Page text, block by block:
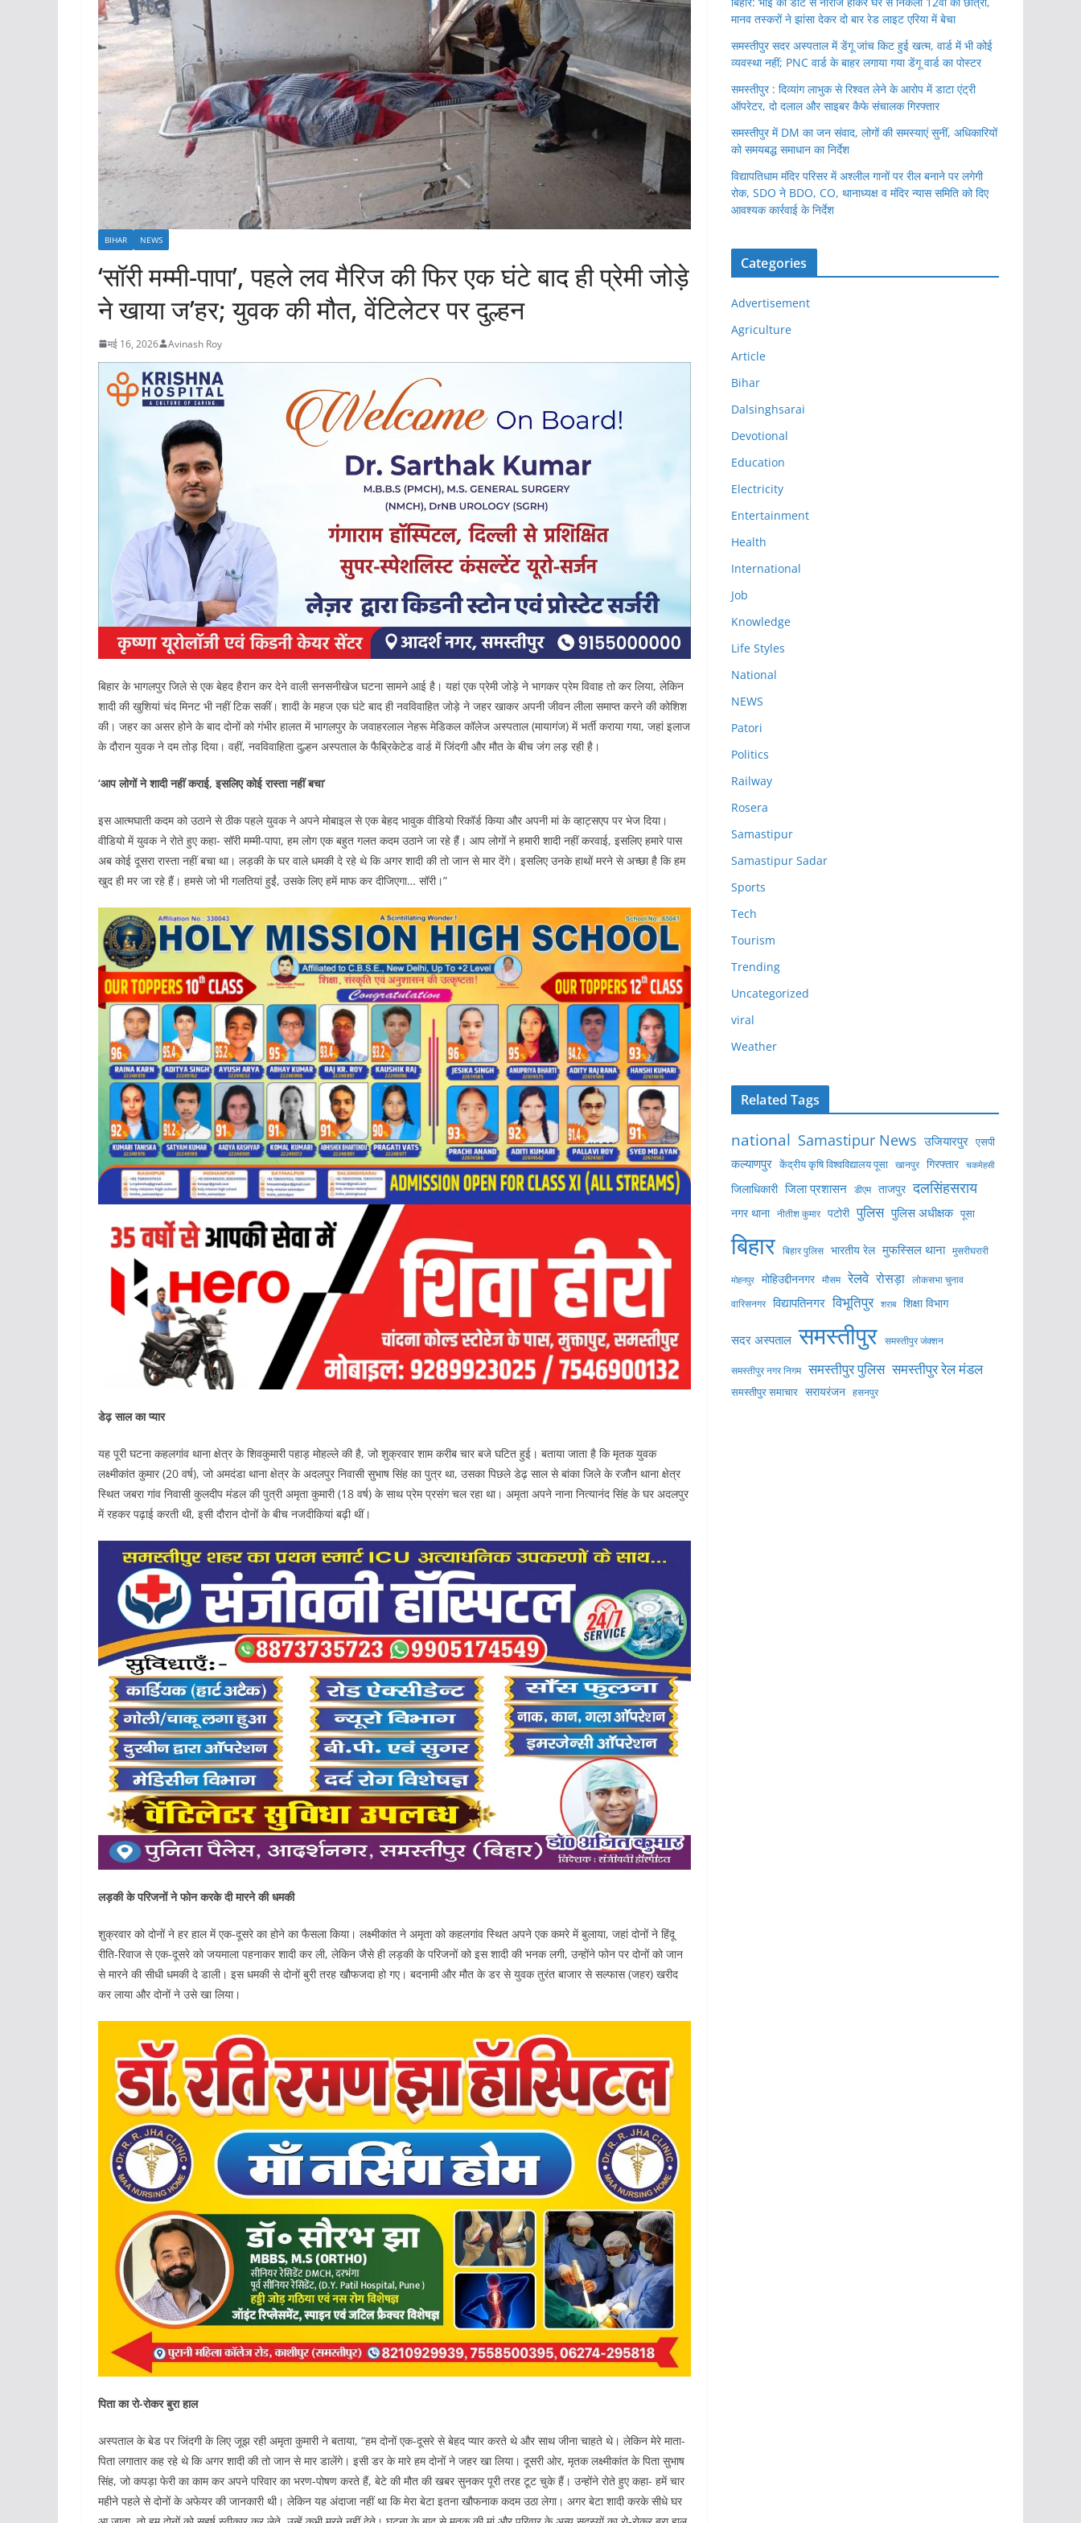
BIHAR NEWS
‘सॉरी मम्मी-पापा’, पहले लव मैरिज की फिर एक घंटे बाद ही प्रेमी जोड़े
ने खाया ज’हर; युवक की मौत, वेंटिलेटर पर दुल्हन
मई 16, 2026 Avinash Roy
बिहार के भागलपुर जिले से एक बेहद हैरान कर देने वाली सनसनीखेज घटना सामने आई है। यहां एक प्रेमी जोड़े ने भागकर प्रेम विवाह तो कर लिया, लेकिन
शादी की खुशियां चंद मिनट भी नहीं टिक सकीं। शादी के महज एक घंटे बाद ही नवविवाहित जोड़े ने जहर खाकर अपनी जीवन लीला समाप्त करने की कोशिश
की। जहर का असर होने के बाद दोनों को गंभीर हालत में भागलपुर के जवाहरलाल नेहरू मेडिकल कॉलेज अस्पताल (मायागंज) में भर्ती कराया गया, जहां इलाज
के दौरान युवक ने दम तोड़ दिया। वहीं, नवविवाहिता दुल्हन अस्पताल के फैब्रिकेटेड वार्ड में जिंदगी और मौत के बीच जंग लड़ रही है।
‘आप लोगों ने शादी नहीं कराई, इसलिए कोई रास्ता नहीं बचा’
इस आत्मघाती कदम को उठाने से ठीक पहले युवक ने अपने मोबाइल से एक बेहद भावुक वीडियो रिकॉर्ड किया और अपनी मां के व्हाट्सएप पर भेज दिया।
वीडियो में युवक ने रोते हुए कहा- सॉरी मम्मी-पापा, हम लोग एक बहुत गलत कदम उठाने जा रहे हैं। आप लोगों ने हमारी शादी नहीं करवाई, इसलिए हमारे पास
अब कोई दूसरा रास्ता नहीं बचा था। लड़की के घर वाले धमकी दे रहे थे कि अगर शादी की तो जान से मार देंगे। इसलिए उनके हाथों मरने से अच्छा है कि हम
खुद ही मर जा रहे हैं। हमसे जो भी गलतियां हुईं, उसके लिए हमें माफ कर दीजिएगा… सॉरी।”
डेढ़ साल का प्यार
यह पूरी घटना कहलगांव थाना क्षेत्र के शिवकुमारी पहाड़ मोहल्ले की है, जो शुक्रवार शाम करीब चार बजे घटित हुई। बताया जाता है कि मृतक युवक
लक्ष्मीकांत कुमार (20 वर्ष), जो अमदंडा थाना क्षेत्र के अदलपुर निवासी सुभाष सिंह का पुत्र था, उसका पिछले डेढ़ साल से बांका जिले के रजौन थाना क्षेत्र
स्थित जबरा गांव निवासी कुलदीप मंडल की पुत्री अमृता कुमारी (18 वर्ष) के साथ प्रेम प्रसंग चल रहा था। अमृता अपने नाना नित्यानंद सिंह के घर अदलपुर
में रहकर पढ़ाई करती थी, इसी दौरान दोनों के बीच नजदीकियां बढ़ी थीं।
लड़की के परिजनों ने फोन करके दी मारने की धमकी
शुक्रवार को दोनों ने हर हाल में एक-दूसरे का होने का फैसला किया। लक्ष्मीकांत ने अमृता को कहलगांव स्थित अपने एक कमरे में बुलाया, जहां दोनों ने हिंदू
रीति-रिवाज से एक-दूसरे को जयमाला पहनाकर शादी कर ली, लेकिन जैसे ही लड़की के परिजनों को इस शादी की भनक लगी, उन्होंने फोन पर दोनों को जान
से मारने की सीधी धमकी दे डाली। इस धमकी से दोनों बुरी तरह खौफजदा हो गए। बदनामी और मौत के डर से युवक तुरंत बाजार से सल्फास (जहर) खरीद
कर लाया और दोनों ने उसे खा लिया।
पिता का रो-रोकर बुरा हाल
अस्पताल के बेड पर जिंदगी के लिए जूझ रही अमृता कुमारी ने बताया, “हम दोनों एक-दूसरे से बेहद प्यार करते थे और साथ जीना चाहते थे। लेकिन मेरे माता-
पिता लगातार कह रहे थे कि अगर शादी की तो जान से मार डालेंगे। इसी डर के मारे हम दोनों ने जहर खा लिया। दूसरी ओर, मृतक लक्ष्मीकांत के पिता सुभाष
सिंह, जो कपड़ा फेरी का काम कर अपने परिवार का भरण-पोषण करते हैं, बेटे की मौत की खबर सुनकर पूरी तरह टूट चुके हैं। उन्होंने रोते हुए कहा- हमें चार
महीने पहले से दोनों के अफेयर की जानकारी थी। लेकिन यह अंदाजा नहीं था कि मेरा बेटा इतना खौफनाक कदम उठा लेगा। अगर बेटा शादी करके सीधे घर
मानव तस्करों ने झांसा देकर दो बार रेड लाइट एरिया में बेचा
समस्तीपुर सदर अस्पताल में डेंगू जांच किट हुई खत्म, वार्ड में भी कोई
व्यवस्था नहीं; PNC वार्ड के बाहर लगाया गया डेंगू वार्ड का पोस्टर
समस्तीपुर : दिव्यांग लाभुक से रिश्वत लेने के आरोप में डाटा एंट्री
ऑपरेटर, दो दलाल और साइबर कैफे संचालक गिरफ्तार
समस्तीपुर में DM का जन संवाद, लोगों की समस्याएं सुनीं, अधिकारियों
को समयबद्ध समाधान का निर्देश
विद्यापतिधाम मंदिर परिसर में अश्लील गानों पर रील बनाने पर लगेगी
रोक, SDO ने BDO, CO, थानाध्यक्ष व मंदिर न्यास समिति को दिए
आवश्यक कार्रवाई के निर्देश
Categories
Advertisement
Agriculture
Article
Bihar
Dalsinghsarai
Devotional
Education
Electricity
Entertainment
Health
International
Job
Knowledge
Life Styles
National
NEWS
Patori
Politics
Railway
Rosera
Samastipur
Samastipur Sadar
Sports
Tech
Tourism
Trending
Uncategorized
viral
Weather
Related Tags
national Samastipur News उजियारपुर एसपी
कल्याणपुर केंद्रीय कृषि विश्वविद्यालय पूसा खानपुर गिरफ्तार चकमेहसी
जिलाधिकारी जिला प्रशासन डीएम ताजपुर दलसिंहसराय
नगर थाना नीतीश कुमार पटोरी पुलिस पुलिस अधीक्षक पूसा
बिहार बिहार पुलिस भारतीय रेल मुफस्सिल थाना मुसरीघरारी
मोहनपुर मोहिउद्दीननगर मौसम रेलवे रोसड़ा लोकसभा चुनाव
वारिसनगर विद्यापतिनगर विभूतिपुर शराब शिक्षा विभाग
सदर अस्पताल समस्तीपुर समस्तीपुर जंक्शन
समस्तीपुर नगर निगम समस्तीपुर पुलिस समस्तीपुर रेल मंडल
समस्तीपुर समाचार सरायरंजन हसनपुर